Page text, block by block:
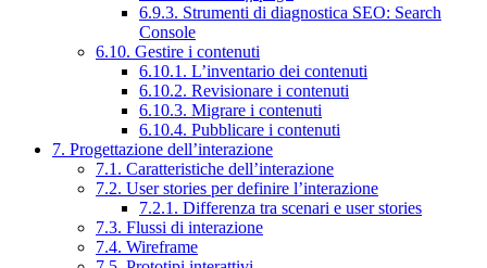
6.9.3. Strumenti di diagnostica SEO: Search
Console
6.10. Gestire i contenuti
6.10.1. L’inventario dei contenuti
6.10.2. Revisionare i contenuti
6.10.3. Migrare i contenuti
6.10.4. Pubblicare i contenuti
7. Progettazione dell’interazione
7.1. Caratteristiche dell’interazione
7.2. User stories per definire l’interazione
7.2.1. Differenza tra scenari e user stories
7.3. Flussi di interazione
7.4. Wireframe